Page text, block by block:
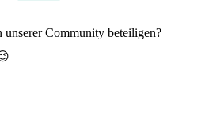
Community beteiligen?